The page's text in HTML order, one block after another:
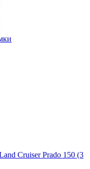
Cruiser Prado 150 (3